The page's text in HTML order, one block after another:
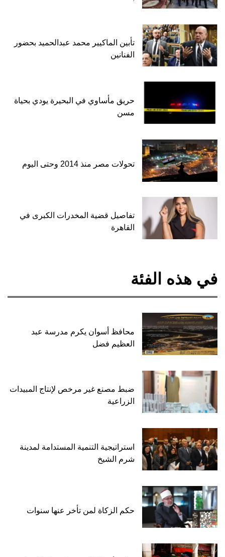
تأبين الماكيير محمد عبدالحميد بحضور
الفنانين
حريق مأساوي في البحيرة يودي بحياة
مسن
تحولات مصر منذ 2014 وحتى اليوم
تفاصيل قضية المخدرات الكبرى في
القاهرة
في هذه الفئة
محافظ أسوان يكرم مدرسة عبد
العظيم فضل
ضبط مصنع غير مرخص لإنتاج المبيدات
الزراعية
استراتيجية التنمية المستدامة لمدينة
شرم الشيخ
حكم الزكاة لمن تأخر عنها سنوات